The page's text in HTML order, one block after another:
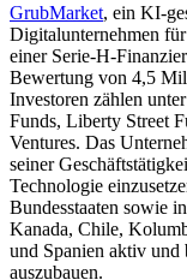
GrubMarket, ein KI-
Digitalunternehmen
einer Serie-H-
Bewertung von 4,5
Investoren zählen
Funds, Liberty Street
Ventures. Das
seiner
Technologie
Bundesstaaten sowie
Kanada, Chile,
und Spanien aktiv und
auszubauen.